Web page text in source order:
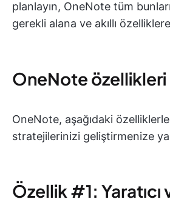
planlayın, OneNote tüm
gerekli alana ve akıllı
OneNote özellikleri
OneNote, aşağıdaki
stratejilerinizi geliştirmenize
Özellik #1: Yaratıcı